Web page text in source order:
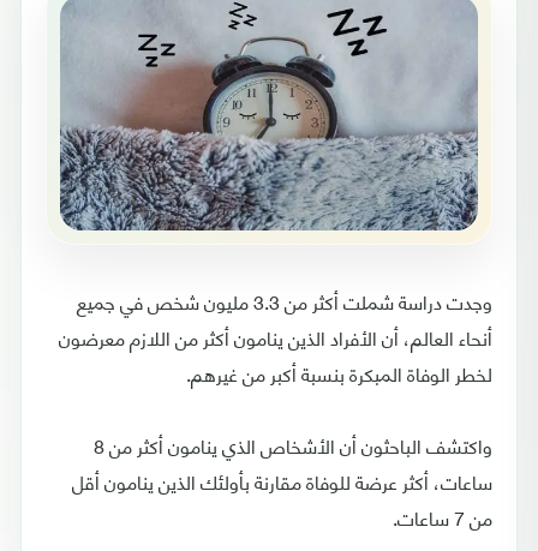
وجدت دراسة شملت أكثر من 3.3 مليون شخص في جميع
أنحاء العالم، أن الأفراد الذين ينامون أكثر من اللازم معرضون
لخطر الوفاة المبكرة بنسبة أكبر من غيرهم.
واكتشف الباحثون أن الأشخاص الذي ينامون أكثر من 8
ساعات، أكثر عرضة للوفاة مقارنة بأولئك الذين ينامون أقل
من 7 ساعات.